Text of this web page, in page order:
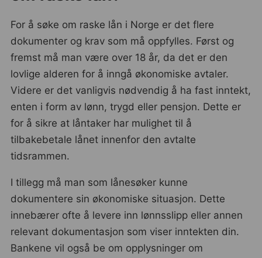
For å søke om raske lån i Norge er det flere
dokumenter og krav som må oppfylles. Først og
fremst må man være over 18 år, da det er den
lovlige alderen for å inngå økonomiske avtaler.
Videre er det vanligvis nødvendig å ha fast inntekt,
enten i form av lønn, trygd eller pensjon. Dette er
for å sikre at låntaker har mulighet til å
tilbakebetale lånet innenfor den avtalte
tidsrammen.
I tillegg må man som lånesøker kunne
dokumentere sin økonomiske situasjon. Dette
innebærer ofte å levere inn lønnsslipp eller annen
relevant dokumentasjon som viser inntekten din.
Bankene vil også be om opplysninger om